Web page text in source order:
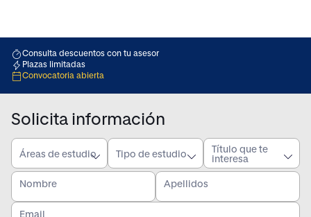
Consulta descuentos con tu asesor
Plazas limitadas
Convocatoria abierta
Solicita información
Áreas de estudio Tipo de estudio
Título que te
interesa
Nombre Apellidos